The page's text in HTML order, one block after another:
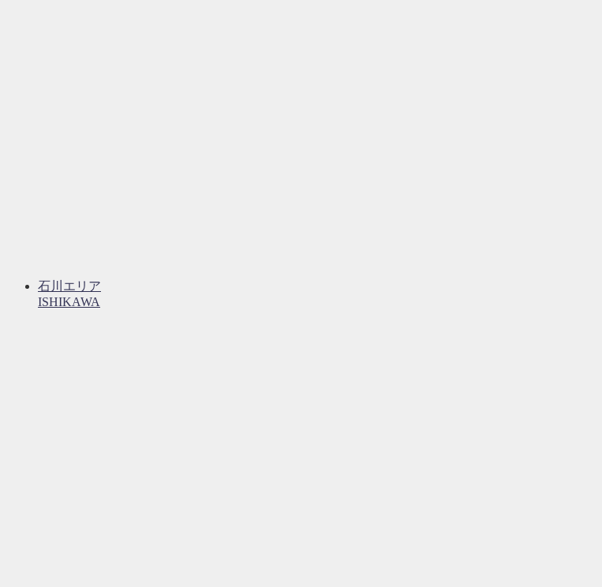
石川エリア
ISHIKAWA